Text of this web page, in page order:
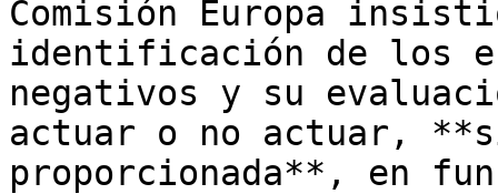
Comisión Europa
identificación de los
negativos y su
actuar o no actuar,
proporcionada**, en